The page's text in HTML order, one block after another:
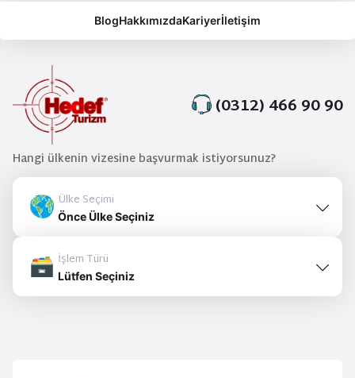
Hangi ülkenin vizesine başvurmak istiyorsunuz?
Ülke Seçimi
Önce Ülke Seçiniz
İşlem Türü
Lütfen Seçiniz
BlogHakkımızdaKariyerİletişim
(0312) 466 90 90